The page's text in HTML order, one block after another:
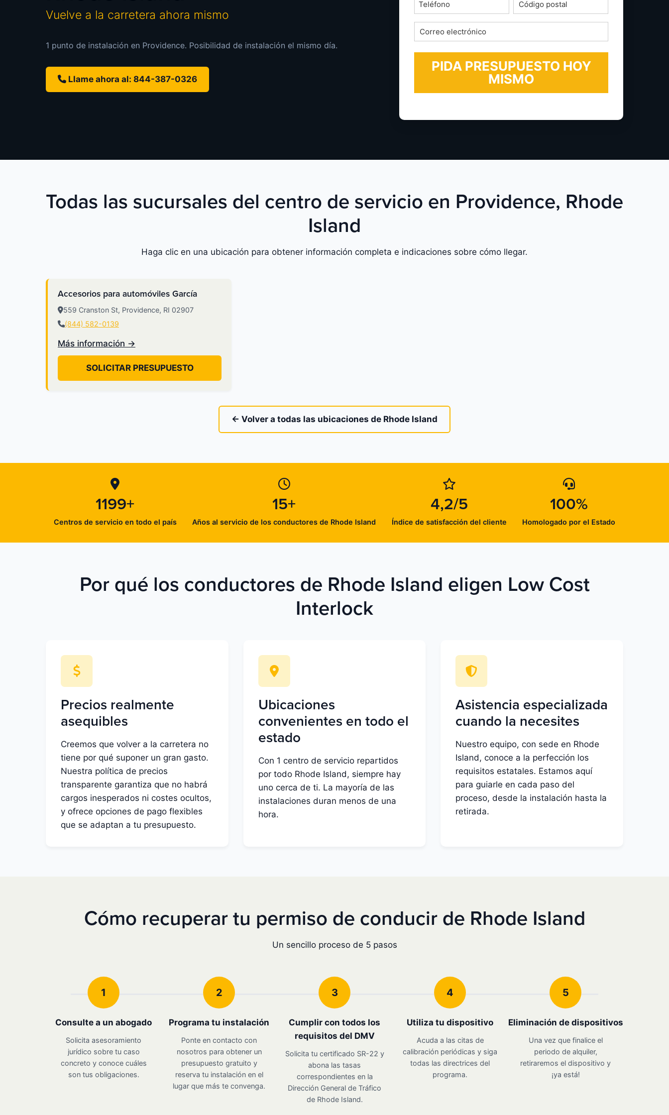
Vuelve a la carretera ahora mismo
1 punto de instalación en Providence. Posibilidad de instalación el mismo día.
Llame ahora al: 844-387-0326
*
postal
Correo
electrónico
*
Todas las sucursales del centro de servicio en Providence, Rhode
Island
Haga clic en una ubicación para obtener información completa e indicaciones sobre cómo llegar.
Accesorios para automóviles García
559 Cranston St, Providence, RI 02907
(844) 582-0139
Más información →
SOLICITAR PRESUPUESTO
← Volver a todas las ubicaciones de Rhode Island
1199+
Centros de servicio en todo el país
15+
Años al servicio de los conductores de Rhode Island
4,2/5
Índice de satisfacción del cliente
100%
Homologado por el Estado
Por qué los conductores de Rhode Island eligen Low Cost
Interlock
Precios realmente
asequibles
Creemos que volver a la carretera no
tiene por qué suponer un gran gasto.
Nuestra política de precios
transparente garantiza que no habrá
cargos inesperados ni costes ocultos,
y ofrece opciones de pago flexibles
que se adaptan a tu presupuesto.
Ubicaciones
convenientes en todo el
estado
Con 1 centro de servicio repartidos
por todo Rhode Island, siempre hay
uno cerca de ti. La mayoría de las
instalaciones duran menos de una
hora.
Asistencia especializada
cuando la necesites
Nuestro equipo, con sede en Rhode
Island, conoce a la perfección los
requisitos estatales. Estamos aquí
para guiarle en cada paso del
proceso, desde la instalación hasta la
retirada.
Cómo recuperar tu permiso de conducir de Rhode Island
Un sencillo proceso de 5 pasos
1
Consulte a un abogado
Solicita asesoramiento
jurídico sobre tu caso
concreto y conoce cuáles
son tus obligaciones.
2
Programa tu instalación
Ponte en contacto con
nosotros para obtener un
presupuesto gratuito y
reserva tu instalación en el
lugar que más te convenga.
3
Cumplir con todos los
requisitos del DMV
Solicita tu certificado SR-22 y
abona las tasas
correspondientes en la
Dirección General de Tráfico
de Rhode Island.
4
Utiliza tu dispositivo
Acuda a las citas de
calibración periódicas y siga
todas las directrices del
programa.
5
Eliminación de dispositivos
Una vez que finalice el
periodo de alquiler,
retiraremos el dispositivo y
¡ya está!